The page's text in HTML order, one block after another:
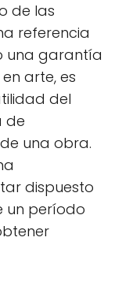
de las
referencia
una garantía
arte, es
del
de
una obra.
dispuesto
un período